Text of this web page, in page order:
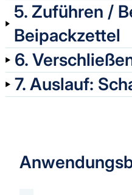
5. Zuführen /
Beipackzettel
6.
7. Auslauf: